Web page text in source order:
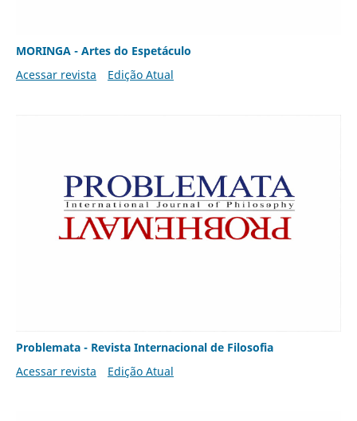
MORINGA - Artes do Espetáculo
Acessar revista
Edição Atual
Problemata - Revista Internacional de Filosofia
Acessar revista
Edição Atual